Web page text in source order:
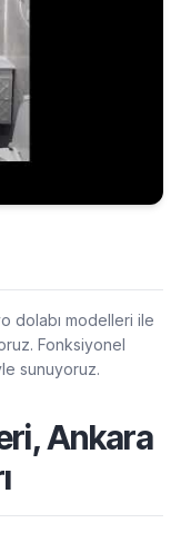
dolabı modelleri ile
Fonksiyonel
sunuyoruz.
Ankara